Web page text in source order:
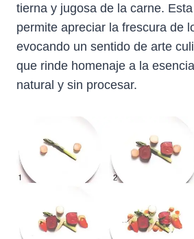
tierna y jugosa de la carne.
permite apreciar la frescura de
evocando un sentido de arte
que rinde homenaje a la
natural y sin procesar.